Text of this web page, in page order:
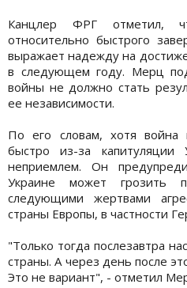
Канцлер ФРГ отметил,
относительно быстрого
выражает надежду на
в следующем году. Мерц
войны не должно стать
ее независимости.
По его словам, хотя война
быстро из-за капитуляции
неприемлем. Он
Украине может грозить
следующими жертвами
страны Европы, в частности
"Только тогда послезавтра
страны. А через день после
Это не вариант", - отметил